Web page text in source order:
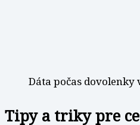
Dáta počas
Tipy a triky pre